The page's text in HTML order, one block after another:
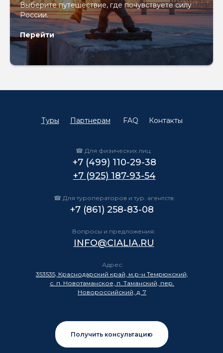
Выберите путешествие, где почувствуете силу
России.
Перейти
Контакты
FAQ
Партнерам
Туры
Адрес:
353535, Краснодарский край, м.р-н Темрюкский,
с. п. Новотаманское, п. Таманский, пер.
Новороссийский, д. 7
☎ Для туроператоров и тур. агентств:
+7 (861) 258-83-08
Вопросы и предложения:
INFO@CIALIA.RU
☎ Для физических лиц:
+7 (499) 110-29-38
+7 (925) 187-93-54
Получить консультацию